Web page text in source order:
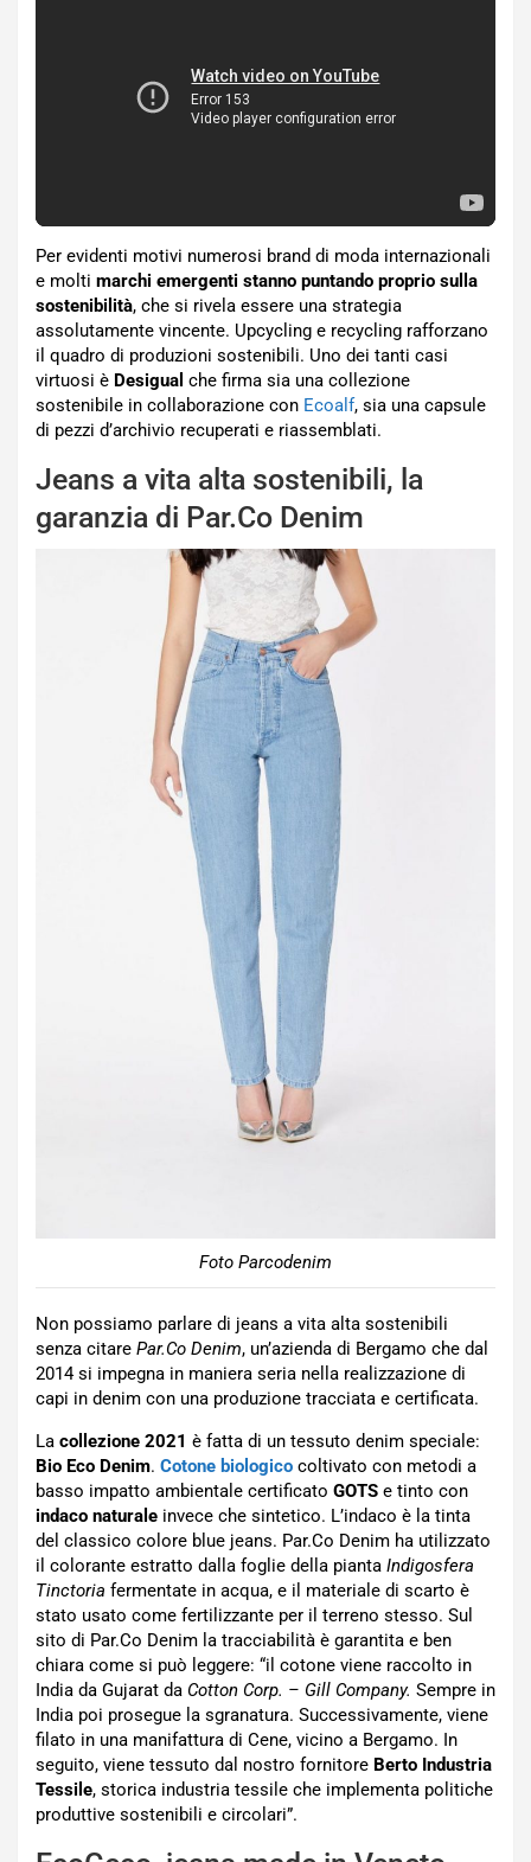
Per evidenti motivi numerosi brand di moda internazionali
e molti marchi emergenti stanno puntando proprio sulla
sostenibilità, che si rivela essere una strategia
assolutamente vincente. Upcycling e recycling rafforzano
il quadro di produzioni sostenibili. Uno dei tanti casi
virtuosi è Desigual che firma sia una collezione
sostenibile in collaborazione con Ecoalf, sia una capsule
di pezzi d’archivio recuperati e riassemblati.
Jeans a vita alta sostenibili, la
garanzia di Par.Co Denim
Foto Parcodenim
Non possiamo parlare di jeans a vita alta sostenibili
senza citare Par.Co Denim, un’azienda di Bergamo che dal
2014 si impegna in maniera seria nella realizzazione di
capi in denim con una produzione tracciata e certificata.
La collezione 2021 è fatta di un tessuto denim speciale:
Bio Eco Denim. Cotone biologico coltivato con metodi a
basso impatto ambientale certificato GOTS e tinto con
indaco naturale invece che sintetico. L’indaco è la tinta
del classico colore blue jeans. Par.Co Denim ha utilizzato
il colorante estratto dalla foglie della pianta Indigosfera
Tinctoria fermentate in acqua, e il materiale di scarto è
stato usato come fertilizzante per il terreno stesso. Sul
sito di Par.Co Denim la tracciabilità è garantita e ben
chiara come si può leggere: “il cotone viene raccolto in
India da Gujarat da Cotton Corp. – Gill Company. Sempre in
India poi prosegue la sgranatura. Successivamente, viene
filato in una manifattura di Cene, vicino a Bergamo. In
seguito, viene tessuto dal nostro fornitore Berto Industria
Tessile, storica industria tessile che implementa politiche
produttive sostenibili e circolari”.